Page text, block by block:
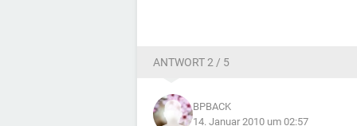
ANTWORT 2 / 5
BPBACK
14. Januar 2010 um 02:57